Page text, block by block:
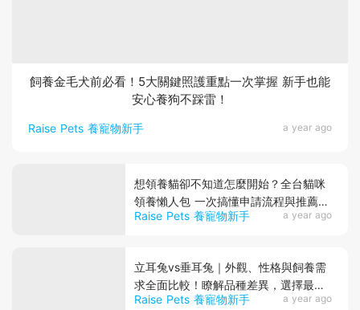
Raise Pets 養寵物新手 a year ago
飼養金毛犬前必看！5大關鍵照護重點一次掌握 新手也能
安心養狗不踩雷！
Raise Pets 養寵物新手 a year ago
想領養貓卻不知道怎麼開始？全台貓咪
領養懶人包 一次搞懂申請流程與推薦平
台！
Raise Pets 養寵物新手 a year ago
立耳兔vs垂耳兔｜外觀、性格與飼養需
求全面比較！瞭解品種差異，選擇最適
合你的兔子～